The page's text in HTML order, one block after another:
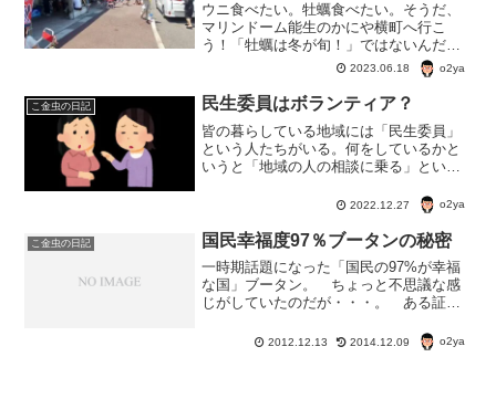
ウニ食べたい。牡蠣食べたい。そうだ、
マリンドーム能生のかにや横町へ行こ
う！「牡蠣は冬が旬！」ではないんだ
よ。牡蠣によっては初夏が旬！ウニも初
夏が旬！どうせマリンドーム能生まで行
くのなら、ベニズワイガニも食べたい
な。
2023.06.18 o2ya
こ金虫の日記 民生委員はボランティア？
皆の暮らしている地域には「民生委員」
という人たちがいる。何をしているかと
いうと「地域の人の相談に乗る」という
底仕事と呼べるものではない。何しろ、
報酬がない。 もらえるのは、交通費や
通信費などの実費のみ。
2022.12.27 o2ya
こ金虫の日記 国民幸福度97％ブータンの秘密
一時期話題になった「国民の97%が幸福
な国」ブータン。 ちょっと不思議な感
じがしていたのだが・・・。 ある証券
国民の97％が幸福という統計の仕掛けが
出ていたので、ちょっとご紹介。 ブー
2012.12.13 2014.12.09 o2ya